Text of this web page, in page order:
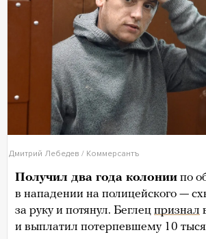
Дмитрий Лебедев / Коммерсантъ
Получил два года колонии по
в нападении на полицейского —
за руку и потянул. Беглец признал
и выплатил потерпевшему 10